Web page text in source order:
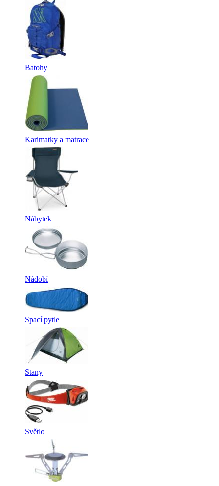
Batohy
Karimatky a matrace
Nábytek
Nádobí
Spací pytle
Stany
Světlo